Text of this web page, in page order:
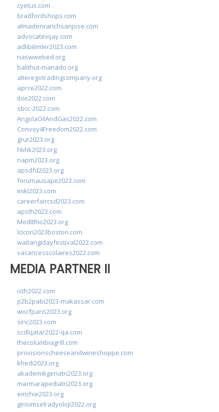
cyetus.com
bradfordshops.com
almadenranchsanjose.com
advocatevijay.com
adlibilimler2023.com
naswwebed.org
balithut-manado.org
alteregotradingcompany.org
aprce2022.com
ibie2022.com
sbcc-2022.com
AngolaOilAndGas2022.com
Convoy4Freedom2022.com
grur2023.org
hkhk2023.org
napm2023.org
apsdfd2023.org
forumausape2023.com
imkl2023.com
careerfaircsd2023.com
apsth2023.com
MedItRio2023.org
lcicon2023boston.com
waitangidayfestival2022.com
vacancesscolaires2022.com
MEDIA PARTNER II
isth2022.com
p2b2pabi2023-makassar.com
wocfparis2023.org
sinc2023.com
scdlqatar2022-qa.com
thecolumbiagrill.com
provisionscheeseandwineshoppe.com
khedi2023.org
akademikgeriatri2023.org
marmarapediatri2023.org
emchie2023.org
girisimselradyoloji2022.org